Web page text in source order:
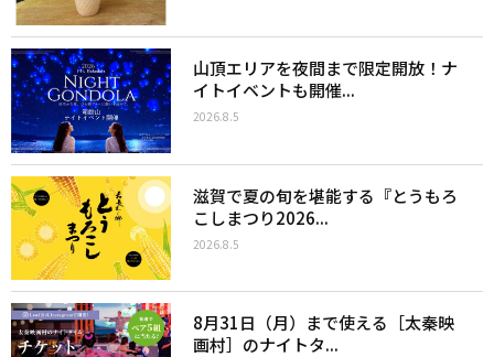
山頂エリアを夜間まで限定開放！ナ
イトイベントも開催...
2026.8.5
滋賀で夏の旬を堪能する『とうもろ
こしまつり2026...
2026.8.5
8月31日（月）まで使える［太秦映
画村］のナイトタ...